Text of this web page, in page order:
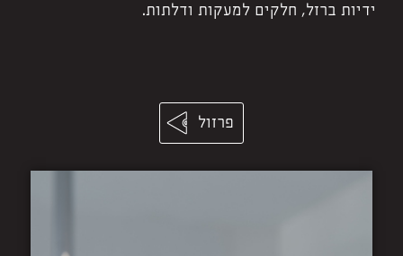
ידיות ברזל, חלקים למעקות ודלתות.
פרזול